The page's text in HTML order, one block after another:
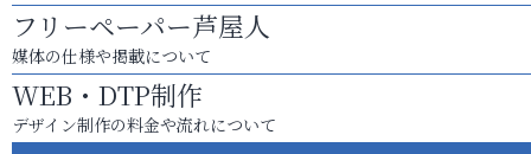
フリーペーパー芦屋人
媒体の仕様や掲載について
WEB・DTP制作
デザイン制作の料金や流れについて